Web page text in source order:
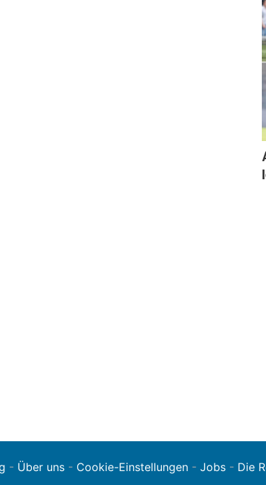
- Über uns- Cookie-Einstellungen- Jobs- Die